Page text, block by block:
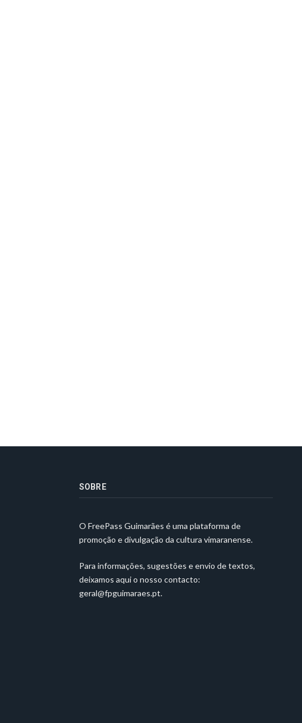
SOBRE
O FreePass Guimarães é uma plataforma de
promoção e divulgação da cultura vimaranense.
Para informações, sugestões e envio de textos,
deixamos aqui o nosso contacto:
geral@fpguimaraes.pt.